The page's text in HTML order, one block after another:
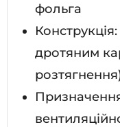
фольга
дротяним